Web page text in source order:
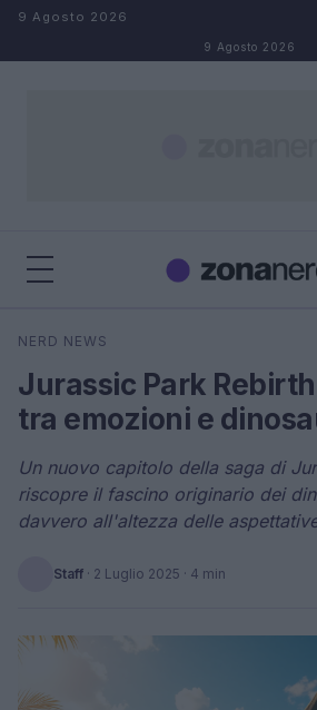
Salta al contenuto
9 Agosto 2026
9 Agosto 2026
Cerca
NERD NEWS
Jurassic Park
tra emozioni e
Un nuovo capitolo della saga di
riscopre il fascino originario dei
davvero all'altezza delle
Staff · 2 Luglio 2025 · 4 min